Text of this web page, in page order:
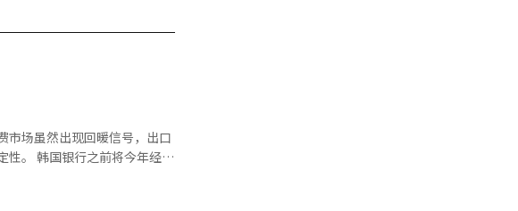
市场虽然出现回暖信号，出口
经济
指标。有观察指出，疫情加